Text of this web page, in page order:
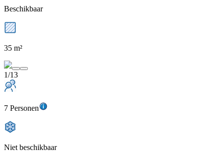
Beschikbaar
35 m²
1/13
7 Personen
Niet beschikbaar